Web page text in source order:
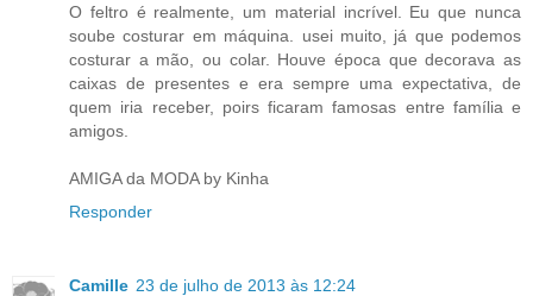
O feltro é realmente, um material incrível. Eu que nunca
soube costurar em máquina. usei muito, já que podemos
costurar a mão, ou colar. Houve época que decorava as
caixas de presentes e era sempre uma expectativa, de
quem iria receber, poirs ficaram famosas entre família e
amigos.
AMIGA da MODA by Kinha
Responder
Camille 23 de julho de 2013 às 12:24